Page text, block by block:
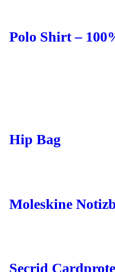
Polo Shirt –
Hip Bag
Moleskine
Secrid